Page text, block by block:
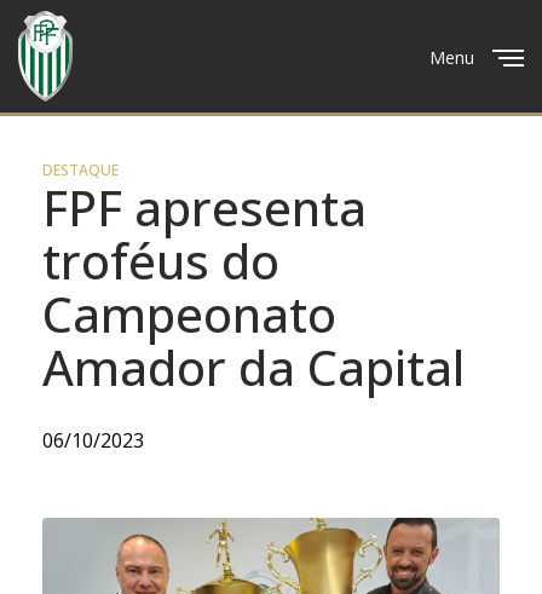
Menu
DESTAQUE
FPF apresenta
troféus do
Campeonato
Amador da Capital
06/10/2023